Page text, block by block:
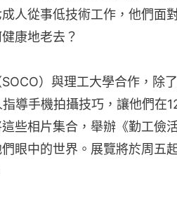
人從事低技術工作，他們面
康地老去？
）與理工大學合作，除
導手機拍攝技巧，讓他們在
些相片集合，舉辦《勤工儉
眼中的世界。展覽將於周五